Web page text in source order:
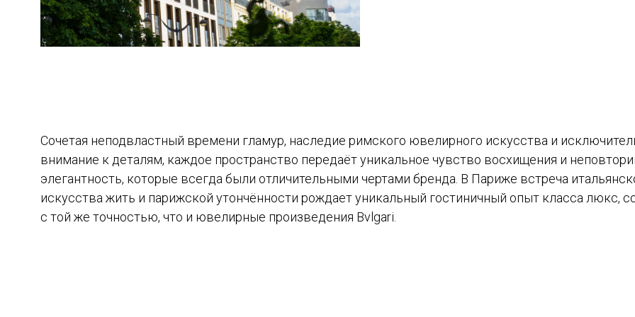
Сочетая неподвластный времени гламур, наследие римского ювелирного искусства и
внимание к деталям, каждое пространство передаёт уникальное чувство восхищения и
элегантность, которые всегда были отличительными чертами бренда. В Париже встреча
искусства жить и парижской утончённости рождает уникальный гостиничный опыт класса люкс,
с той же точностью, что и ювелирные произведения Bvlgari.